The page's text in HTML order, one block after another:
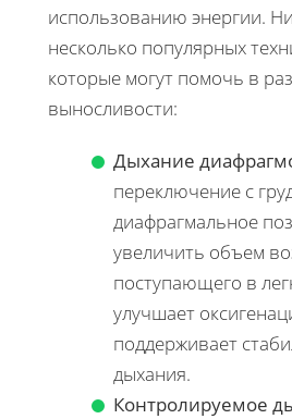
использованию энергии.
несколько популярных
которые могут помочь в
выносливости:
Дыхание
переключение с
диафрагмальное
увеличить объем
поступающего в
улучшает
поддерживает
дыхания.
Контролируемое